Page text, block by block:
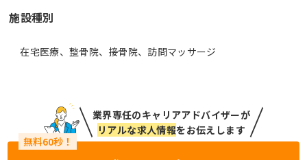
施設種別
在宅医療、整骨院、接骨院、訪問マッサージ
業界専任のキャリアアドバイザーが
リアルな求人情報をお伝えします